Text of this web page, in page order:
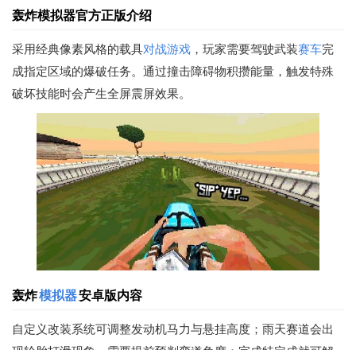
轰炸模拟器官方正版介绍
采用经典像素风格的载具对战游戏 ，玩家需要驾驶武装赛车完
成指定区域的爆破任务。通过撞击障碍物积攒能量，触发特殊
破坏技能时会产生全屏震屏效果。
轰炸模拟器安卓版内容
自定义改装系统可调整发动机马力与悬挂高度；雨天赛道会出